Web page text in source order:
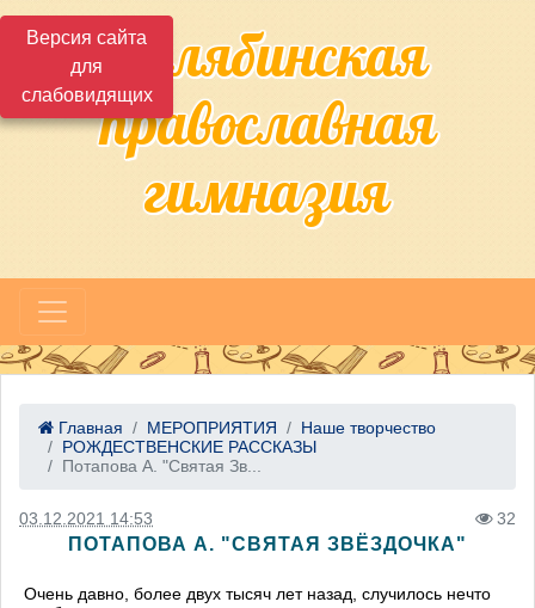
Версия сайта
для
слабовидящихЧелябинская
православная
гимназия
Главная МЕРОПРИЯТИЯ
Наше творчество
РОЖДЕСТВЕНСКИЕ РАССКАЗЫ
Потапова А. "Святая Зв...
03.12.2021 14:53 32
ПОТАПОВА А. "СВЯТАЯ ЗВЁЗДОЧКА"
Очень давно, более двух тысяч лет назад, случилось нечто